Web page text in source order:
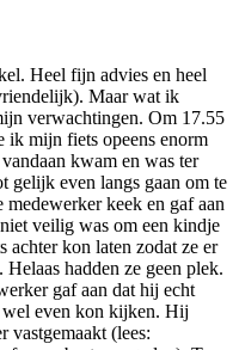
Heel fijn advies en heel
Maar wat ik
verwachtingen. Om 17.55
ik mijn fiets opeens enorm
kwam en was ter
gelijk even langs gaan om te
keek en gaf aan
veilig was om een kindje
kon laten zodat ze er
hadden ze geen plek.
gaf aan dat hij echt
wel even kon kijken. Hij
vastgemaakt (lees: